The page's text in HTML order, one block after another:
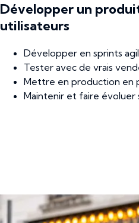
Développer un
utilisateurs
Développer en sprints
Tester avec de vrais
Mettre en production en
Maintenir et faire évoluer